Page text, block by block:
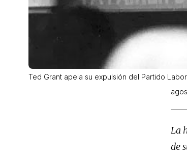
Ted Grant apela su expulsión del Partido
La
de